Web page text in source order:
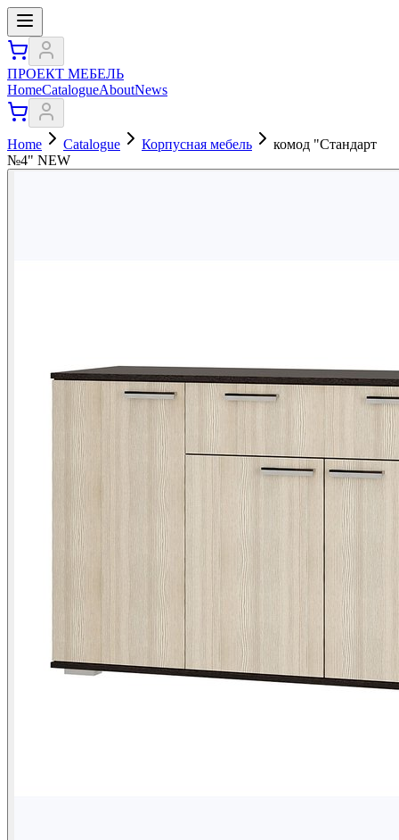
ПРОЕКТ МЕБЕЛЬ
HomeCatalogueAboutNews
Home Catalogue Корпусная мебель
комод "Стандарт
№4" NEW